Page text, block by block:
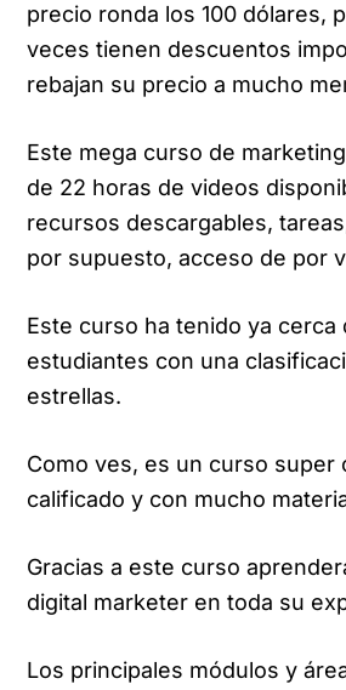
precio ronda los 100 dólares,
veces tienen descuentos
rebajan su precio a mucho
Este mega curso de
de 22 horas de videos
recursos descargables,
por supuesto, acceso de por
Este curso ha tenido ya cerca
estudiantes con una
estrellas.
Como ves, es un curso super
calificado y con mucho
Gracias a este curso
digital marketer en toda su
Los principales módulos y